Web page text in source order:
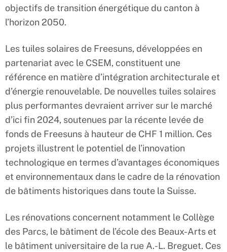
objectifs de transition énergétique du canton à
l’horizon 2050.
Les tuiles solaires de Freesuns, développées en
partenariat avec le CSEM, constituent une
référence en matière d’intégration architecturale et
d’énergie renouvelable. De nouvelles tuiles solaires
plus performantes devraient arriver sur le marché
d’ici fin 2024, soutenues par la récente levée de
fonds de Freesuns à hauteur de CHF 1 million. Ces
projets illustrent le potentiel de l’innovation
technologique en termes d’avantages économiques
et environnementaux dans le cadre de la rénovation
de bâtiments historiques dans toute la Suisse.
Les rénovations concernent notamment le Collège
des Parcs, le bâtiment de l’école des Beaux-Arts et
le bâtiment universitaire de la rue A.-L. Breguet. Ces